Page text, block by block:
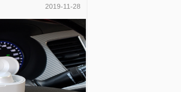
2019-11-28